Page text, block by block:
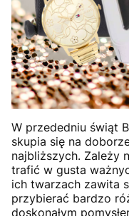
W przededniu świąt
skupia się na
najbliższych. Zależy
trafić w gusta
ich twarzach zawita
przybierać bardzo
doskonałym